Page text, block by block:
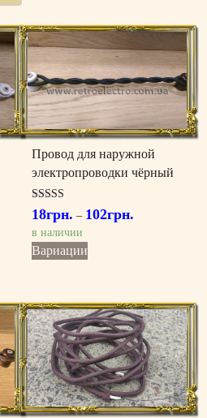
Провод для наружной
электропроводки чёрный
Оценка
4.00
из 5
18грн. – 102грн.
в наличии
Вариации
несколько
вариаций.
Опции
можно
выбрать
на
странице